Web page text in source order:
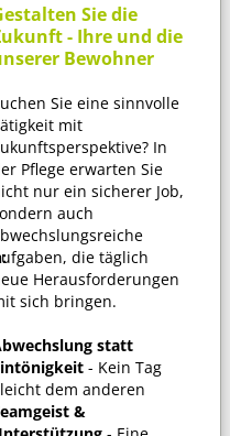
Sie die
- Ihre und die
Bewohner
Sie eine sinnvolle
mit
In
Pflege erwarten Sie
nur ein sicherer Job,
auch
die täglich
Herausforderungen
sich bringen.
statt
- Kein Tag
dem anderen
&